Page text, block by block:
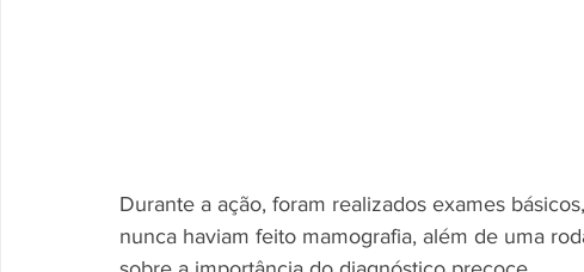
Durante a ação, foram realizados exames
nunca haviam feito mamografia, além de uma